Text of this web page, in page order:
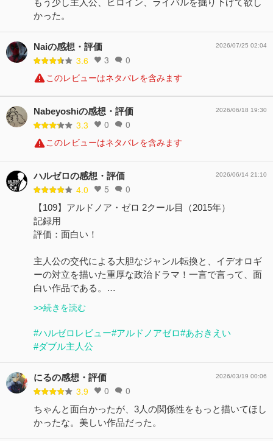
かった。
Naiの感想・評価
3.6 3 0
2026/07/25 02:04
このレビューはネタバレを含みます
Nabeyoshiの感想・評価
3.3 0 0
2026/06/18 19:30
このレビューはネタバレを含みます
ハルゼロの感想・評価
4.0 5 0
2026/06/14 21:10
【109】アルドノア・ゼロ 2クール目（2015年）
記録用
評価：面白い！
​主人公の交代による大胆なジャンル転換と、イデオロギ
ーの対立を描いた重厚な政治ドラマ！一言で言って、面
白い作品である。…
>>続きを読む
#ハルゼロレビュー#アルドノアゼロ#あおきえい
#ダブル主人公
にるの感想・評価
3.9 0 0
2026/03/19 00:06
ちゃんと面白かったが、3人の関係性をもっと描いてほし
かったな。美しい作品だった。